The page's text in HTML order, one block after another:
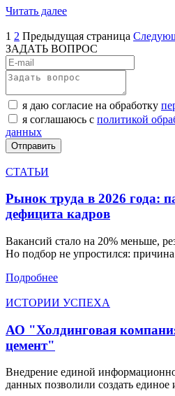
Читать далее
1 2 Предыдущая страница
ЗАДАТЬ ВОПРОС
я даю согласие на обработку
я соглашаюсь с политикой
данных
СТАТЬИ
Рынок труда в 2026 года:
дефицита кадров
Вакансий стало на 20% меньше,
Но подбор не упростился:
Подробнее
ИСТОРИИ УСПЕХА
АО "Холдинговая
цемент"
Внедрение единой
данных позволили создать